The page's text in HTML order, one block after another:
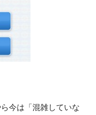
今は「混雑していな